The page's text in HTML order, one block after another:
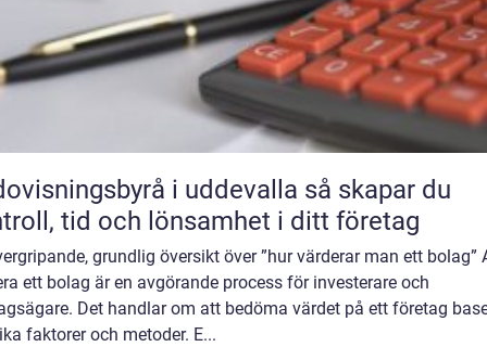
i uddevalla så skapar du
tid och lönsamhet i ditt företag
grundlig översikt över ”hur värderar man ett bolag”
ett bolag är en avgörande process för investerare och
Det handlar om att bedöma värdet på ett företag
faktorer och metoder. E...